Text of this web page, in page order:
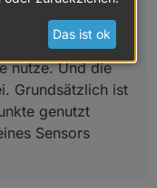
Sensors deutlich
mich wundert ist,
nutze. Und die
Grundsätzlich ist
genutzt
Sensors
Das ist ok